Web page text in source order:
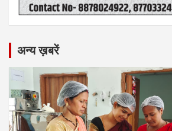
अन्य ख़बरें